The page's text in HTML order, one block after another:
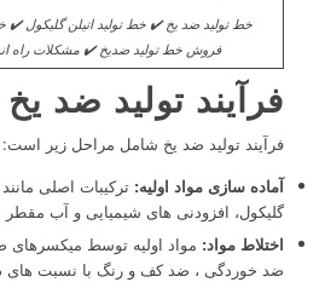
خط تولید ضد یخ ✔️ خط تولید اتیلن گلیکول ✔️
فروش خط تولید ضدیخ ✔️ مشکلات راه
فرآیند تولید ضد یخ
فرآیند تولید ضد یخ شامل مراحل زیر است:
آماده سازی مواد اولیه: ترکیبات اصلی مانند
گلیکول، افزودنی های شیمیایی و آب
اختلاط مواد: مواد اولیه توسط میکسرهای
ضد خوردگی ، ضد کف و رنگ با نسبت های